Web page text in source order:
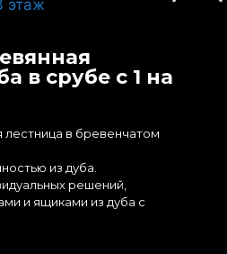
в срубе с 1 на
лестница в бревенчатом
из дуба.
решений,
и ящиками из дуба с